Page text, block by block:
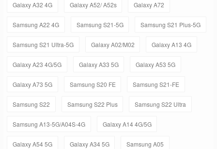
Galaxy A32 4G Galaxy A52/ A52s Galaxy A72
Samsung A22 4G Samsung S21-5G Samsung S21 Plus-5G
Samsung S21 Ultra-5G Galaxy A02/M02 Galaxy A13 4G
Galaxy A23 4G/5G Galaxy A33 5G Galaxy A53 5G
Galaxy A73 5G Samsung S20 FE Samsung S21-FE
Samsung S22 Samsung S22 Plus Samsung S22 Ultra
Samsung A13-5G/A04S-4G Galaxy A14 4G/5G
Galaxy A54 5G Galaxy A34 5G Samsung A05